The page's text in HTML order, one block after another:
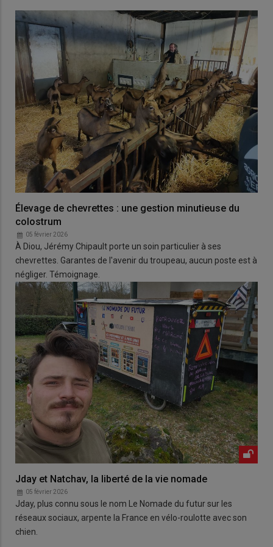
Élevage de chevrettes : une gestion minutieuse du
colostrum
05 février 2026
À Diou, Jérémy Chipault porte un soin particulier à ses
chevrettes. Garantes de l'avenir du troupeau, aucun poste est à
négliger. Témoignage.
Jday et Natchav, la liberté de la vie nomade
05 février 2026
Jday, plus connu sous le nom Le Nomade du futur sur les
réseaux sociaux, arpente la France en vélo-roulotte avec son
chien.